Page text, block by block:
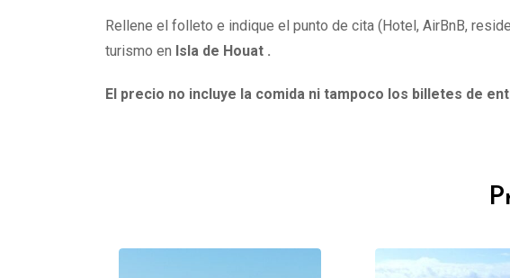
Rellene el folleto e indique el punto de cita (Hotel, AirBnB,
turismo en Isla de Houat .
El precio no incluye la comida ni tampoco los billetes de